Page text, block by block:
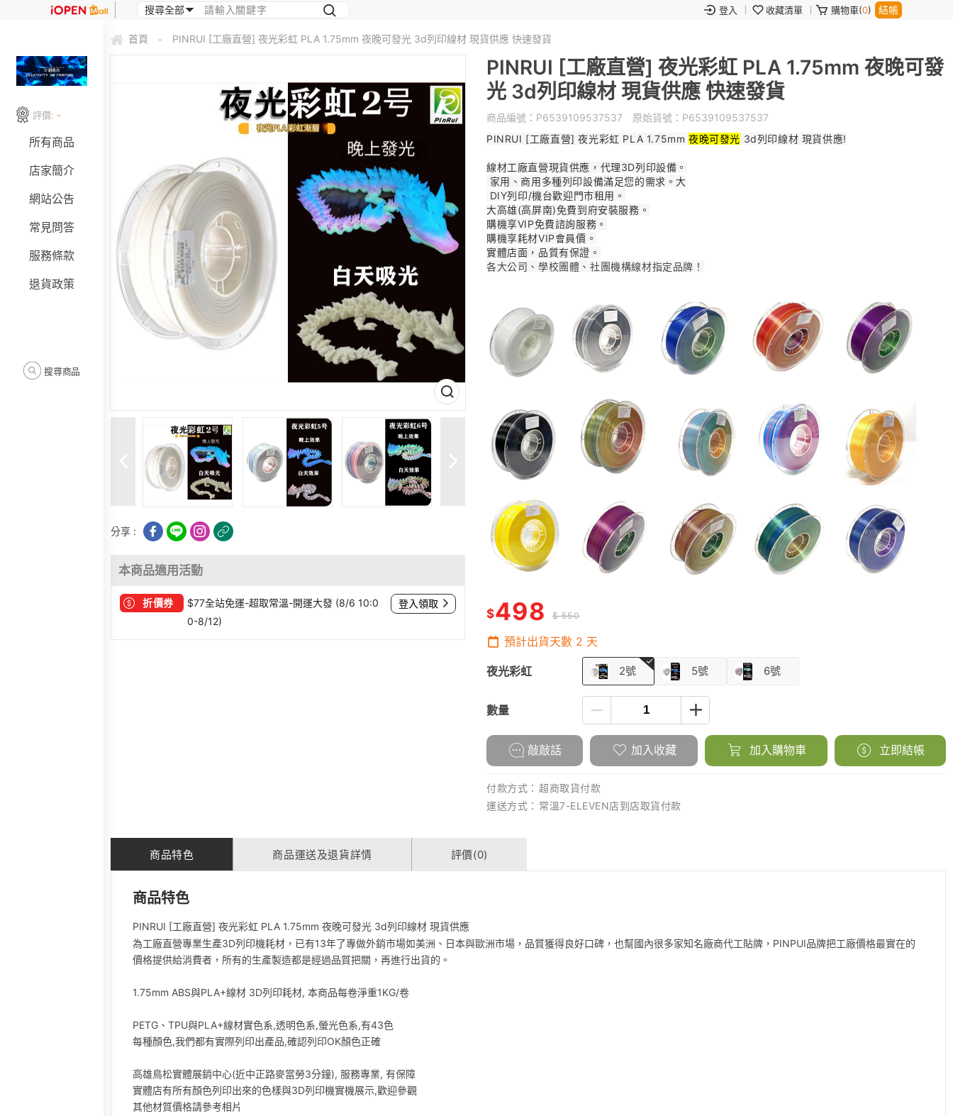
登入 收藏清單 購物車(0) 結帳
評價: -
搜尋商品
所有商品
店家簡介
網站公告
常見問答
服務條款
退貨政策
首頁 - PINRUI [工廠直營] 夜光彩虹 PLA 1.75mm 夜晚可發光 3d列印線材 現貨供應 快速發貨
分享 :
本商品適用活動
折價券
$77全站免運-超取常溫-開運大發 (8/6 10:0
0-8/12)
登入領取
PINRUI [工廠直營] 夜光彩虹 PLA 1.75mm 夜晚可發
光 3d列印線材 現貨供應 快速發貨
商品編號： P6539109537537 原始貨號： P6539109537537
PINRUI [工廠直營] 夜光彩虹 PLA 1.75mm 夜晚可發光 3d列印線材 現貨供應!
線材工廠直營現貨供應，代理3D列印設備。
家用、商用多種列印設備滿足您的需求。大
DIY列印/機台歡迎門巿租用。
大高雄(高屏南)免費到府安裝服務。
購機享VIP免費諮詢服務。
購機享耗材VIP會員價。
實體店面，品質有保證。
各大公司 、學校團體 、社團機構線材指定品牌！
$498 $ 550
預計出貨天數 2 天
夜光彩虹 2號 5號 6號
數量
敲敲話 加入收藏 加入購物車 立即結帳
付款方式： 超商取貨付款
運送方式： 常溫7-ELEVEN店到店取貨付款
商品特色 商品運送及退貨詳情 評價(0)
商品特色
PINRUI [工廠直營] 夜光彩虹 PLA 1.75mm 夜晚可發光 3d列印線材 現貨供應
為工廠直營專業生產3D列印機耗材，已有13年了專做外銷市場如美洲、日本與歐洲市場，品質獲得良好口碑，也幫國內很多家知名廠商代工貼牌，PINPUI品牌把工廠價格最實在的
價格提供給消費者，所有的生產製造都是經過品質把關，再進行出貨的。
1.75mm ABS與PLA+線材 3D列印耗材, 本商品每卷淨重1KG/卷
PETG、TPU與PLA+線材實色系,透明色系,螢光色系,有43色
每種顏色,我們都有實際列印出產品,確認列印OK顏色正確
高雄鳥松實體展銷中心(近中正路麥當勞3分鐘), 服務專業, 有保障
實體店有所有顏色列印出來的色樣與3D列印機實機展示,歡迎參觀
其他材質價格請參考相片